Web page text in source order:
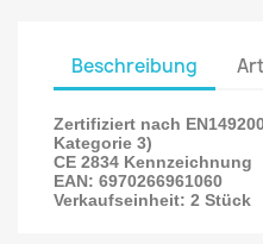
Beschreibung
Zertifiziert nach
Kategorie 3)
CE 2834 Kennzeichnung
EAN: 6970266961060
Verkaufseinheit: 2 Stück